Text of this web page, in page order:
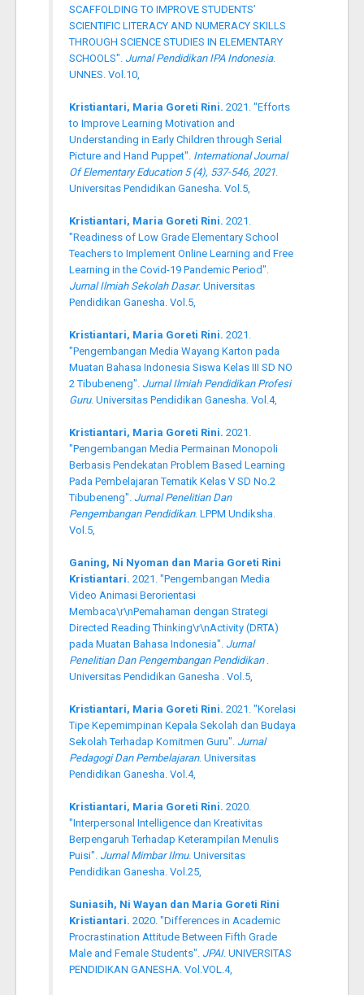
SCAFFOLDING TO IMPROVE STUDENTS’
SCIENTIFIC LITERACY AND NUMERACY SKILLS
THROUGH SCIENCE STUDIES IN ELEMENTARY
SCHOOLS". Jurnal Pendidikan IPA Indonesia.
UNNES. Vol.10,
Kristiantari, Maria Goreti Rini. 2021. "Efforts
to Improve Learning Motivation and
Understanding in Early Children through Serial
Picture and Hand Puppet". International Journal
Of Elementary Education 5 (4), 537-546, 2021.
Universitas Pendidikan Ganesha. Vol.5,
Kristiantari, Maria Goreti Rini. 2021.
"Readiness of Low Grade Elementary School
Teachers to Implement Online Learning and Free
Learning in the Covid-19 Pandemic Period".
Jurnal Ilmiah Sekolah Dasar. Universitas
Pendidikan Ganesha. Vol.5,
Kristiantari, Maria Goreti Rini. 2021.
"Pengembangan Media Wayang Karton pada
Muatan Bahasa Indonesia Siswa Kelas III SD NO
2 Tibubeneng". Jurnal Ilmiah Pendidikan Profesi
Guru. Universitas Pendidikan Ganesha. Vol.4,
Kristiantari, Maria Goreti Rini. 2021.
"Pengembangan Media Permainan Monopoli
Berbasis Pendekatan Problem Based Learning
Pada Pembelajaran Tematik Kelas V SD No.2
Tibubeneng". Jurnal Penelitian Dan
Pengembangan Pendidikan. LPPM Undiksha.
Vol.5,
Ganing, Ni Nyoman dan Maria Goreti Rini
Kristiantari. 2021. "Pengembangan Media
Video Animasi Berorientasi
Membaca\r\nPemahaman dengan Strategi
Directed Reading Thinking\r\nActivity (DRTA)
pada Muatan Bahasa Indonesia". Jurnal
Penelitian Dan Pengembangan Pendidikan .
Universitas Pendidikan Ganesha . Vol.5,
Kristiantari, Maria Goreti Rini. 2021. "Korelasi
Tipe Kepemimpinan Kepala Sekolah dan Budaya
Sekolah Terhadap Komitmen Guru". Jurnal
Pedagogi Dan Pembelajaran. Universitas
Pendidikan Ganesha. Vol.4,
Kristiantari, Maria Goreti Rini. 2020.
"Interpersonal Intelligence dan Kreativitas
Berpengaruh Terhadap Keterampilan Menulis
Puisi". Jurnal Mimbar Ilmu. Universitas
Pendidikan Ganesha. Vol.25,
Suniasih, Ni Wayan dan Maria Goreti Rini
Kristiantari. 2020. "Differences in Academic
Procrastination Attitude Between Fifth Grade
Male and Female Students". JPAI. UNIVERSITAS
PENDIDIKAN GANESHA. Vol.VOL.4,